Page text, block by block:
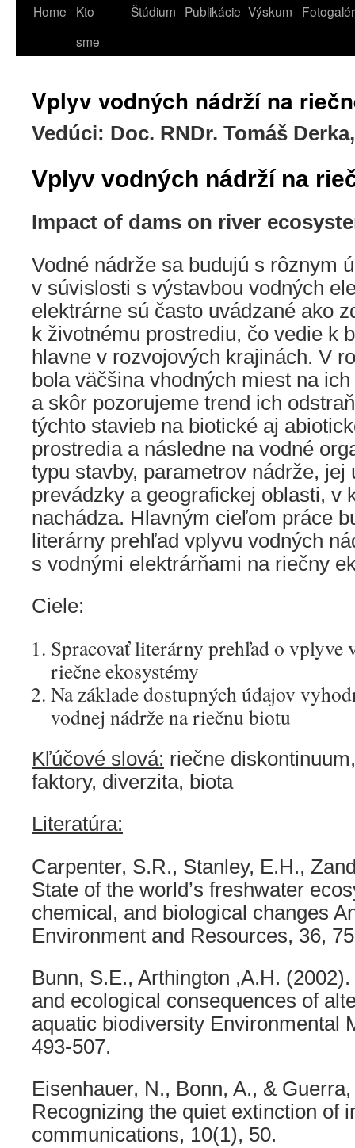
Home
Kto
sme
Štúdium Publikácie Výskum
Vplyv vodných nádrží na
Vedúci: Doc. RNDr. Tomáš
Vplyv vodných nádrží na
Impact of dams on river
Vodné nádrže sa budujú s rôznym
v súvislosti s výstavbou vodných
elektrárne sú často uvádzané ako
k životnému prostrediu, čo vedie k
hlavne v rozvojových krajinách. V
bola väčšina vhodných miest na
a skôr pozorujeme trend ich
týchto stavieb na biotické aj
prostredia a následne na vodné
typu stavby, parametrov nádrže, jej
prevádzky a geografickej oblasti, v
nachádza. Hlavným cieľom práce
literárny prehľad vplyvu vodných
s vodnými elektrárňami na riečny
Ciele:
Spracovať literárny prehľad o vplyve
riečne ekosystémy
Na základe dostupných údajov
vodnej nádrže na riečnu biotu
Kľúčové slová: riečne
faktory, diverzita, biota
Literatúra:
Carpenter, S.R., Stanley, E.H.,
State of the world’s freshwater
chemical, and biological changes
Environment and Resources, 36,
Bunn, S.E., Arthington ,A.H.
and ecological consequences of
aquatic biodiversity Environmental
493-507.
Eisenhauer, N., Bonn, A., &
Recognizing the quiet extinction of
communications, 10(1), 50.